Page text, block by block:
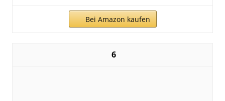
Bei Amazon kaufen
6